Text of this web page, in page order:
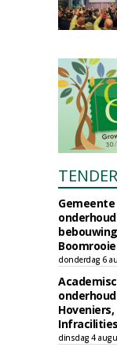
donderdag 6
Infracilities
dinsdag 4